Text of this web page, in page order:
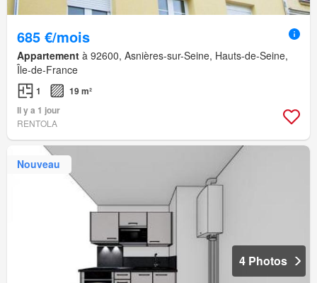
685 €/mois
Appartement à 92600, Asnières-sur-Seine, Hauts-de-Seine,
Île-de-France
1
19 m²
Il y a 1 jour
RENTOLA
Nouveau
4 Photos